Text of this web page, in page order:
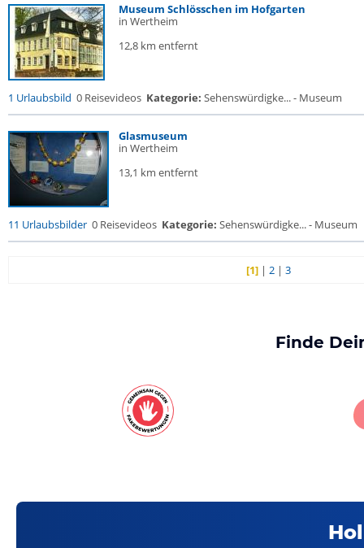
Museum Schlösschen im Hofgarten
in Wertheim
12,8 km entfernt
1 Urlaubsbild 0 Reisevideos Kategorie: Sehenswürdigke... - Museum
Glasmuseum
in Wertheim
13,1 km entfernt
11 Urlaubsbilder 0 Reisevideos Kategorie: Sehenswürdigke... - Museum
[1] |2 |3
Finde